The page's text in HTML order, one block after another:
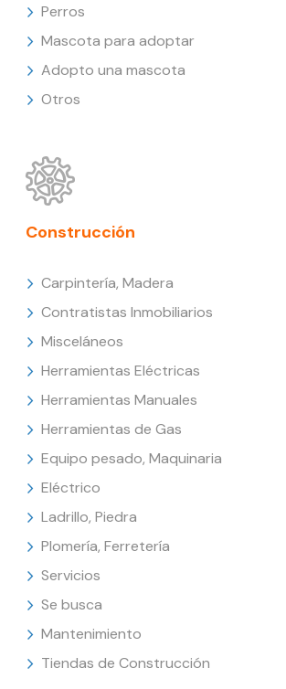
Perros
Mascota para adoptar
Adopto una mascota
Otros
Construcción
Carpintería, Madera
Contratistas Inmobiliarios
Misceláneos
Herramientas Eléctricas
Herramientas Manuales
Herramientas de Gas
Equipo pesado, Maquinaria
Eléctrico
Ladrillo, Piedra
Plomería, Ferretería
Servicios
Se busca
Mantenimiento
Tiendas de Construcción